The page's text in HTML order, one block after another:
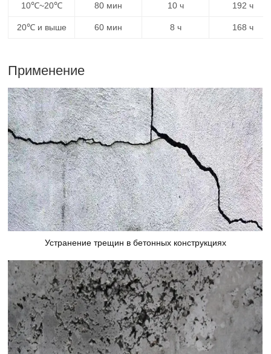
10℃~20℃ 80 мин 10 ч 192 ч
20℃ и выше 60 мин 8 ч 168 ч
Применение
Устранение трещин в бетонных конструкциях